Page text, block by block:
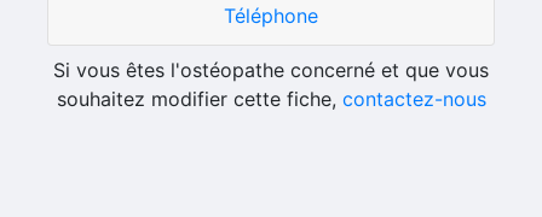
Téléphone
Si vous êtes l'ostéopathe concerné et que vous
souhaitez modifier cette fiche, contactez-nous